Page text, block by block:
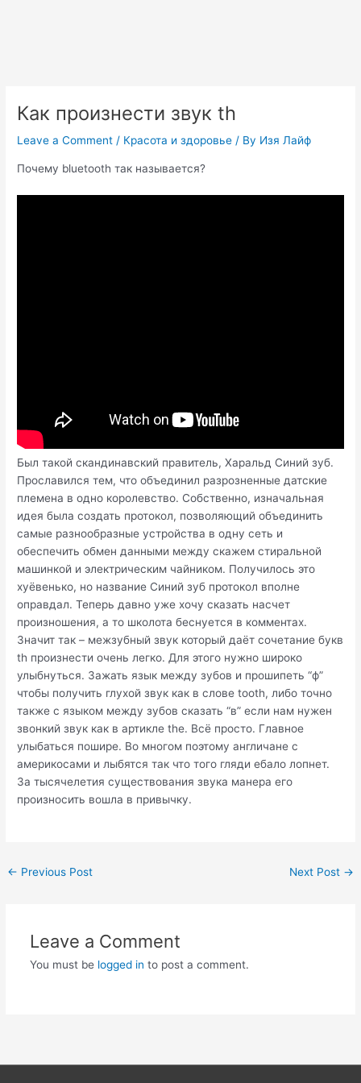
Как произнести звук th
Leave a Comment / Красота и здоровье / By Изя Лайф
Почему bluetooth так называется?
Был такой скандинавский правитель, Харальд Синий зуб.
Прославился тем, что объединил разрозненные датские
племена в одно королевство. Собственно, изначальная
идея была создать протокол, позволяющий объединить
самые разнообразные устройства в одну сеть и
обеспечить обмен данными между скажем стиральной
машинкой и электрическим чайником. Получилось это
хуёвенько, но название Синий зуб протокол вполне
оправдал. Теперь давно уже хочу сказать насчет
произношения, а то школота беснуется в комментах.
Значит так – межзубный звук который даёт сочетание букв
th произнести очень легко. Для этого нужно широко
улыбнуться. Зажать язык между зубов и прошипеть “ф”
чтобы получить глухой звук как в слове tooth, либо точно
также с языком между зубов сказать “в” если нам нужен
звонкий звук как в артикле the. Всё просто. Главное
улыбаться пошире. Во многом поэтому англичане с
америкосами и лыбятся так что того гляди ебало лопнет.
За тысячелетия существования звука манера его
произносить вошла в привычку.
Post
← Previous Post Next Post →
Leave a Comment
You must be logged in to post a comment.